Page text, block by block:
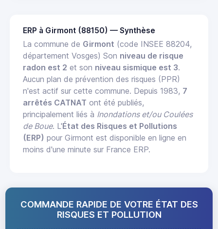
ERP à Girmont (88150) — Synthèse
La commune de Girmont (code INSEE 88204,
département Vosges) Son niveau de risque
radon est 2 et son niveau sismique est 3.
Aucun plan de prévention des risques (PPR)
n'est actif sur cette commune. Depuis 1983, 7
arrêtés CATNAT ont été publiés,
principalement liés à Inondations et/ou Coulées
de Boue. L'État des Risques et Pollutions
(ERP) pour Girmont est disponible en ligne en
moins d'une minute sur France ERP.
COMMANDE RAPIDE DE VOTRE ÉTAT DES
RISQUES ET POLLUTION